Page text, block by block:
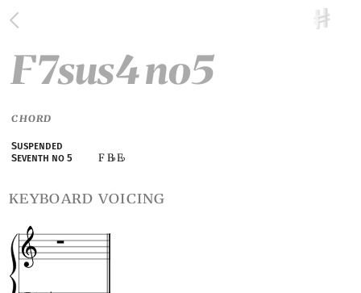
F7sus4 no5
CHORD
Suspended
Seventh no 5
F B♭E♭
keyboard voicing